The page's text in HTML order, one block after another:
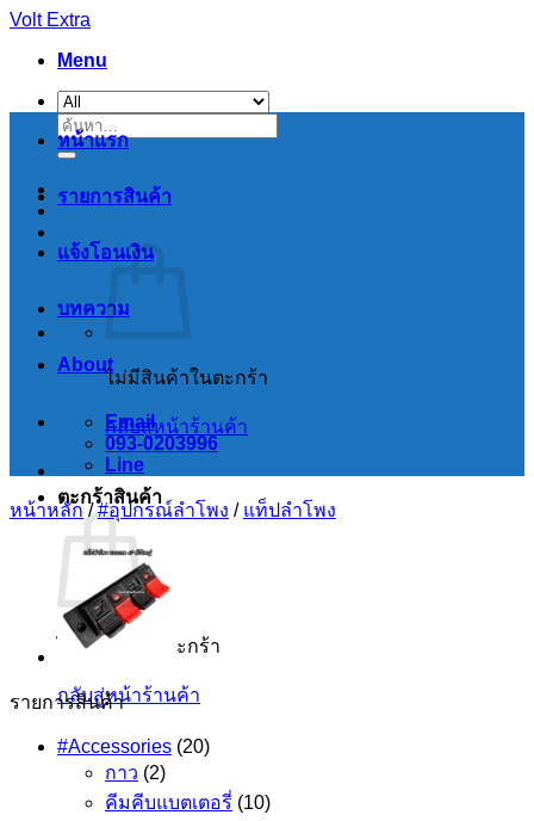
Skip
content
Volt Extra
Menu
ค้นหา:
ไม่มีสินค้าในตะกร้า
กลับสู่หน้าร้านค้า
ตะกร้าสินค้า
ไม่มีสินค้าในตะกร้า
กลับสู่หน้าร้านค้า
หน้าแรก
รายการสินค้า
แจ้งโอนเงิน
บทความ
About
Email
093-0203996
Line
หน้าหลัก / #อุปกรณ์ลำโพง / แท็ปลำโพง
รายการสินค้า
#Accessories (20)
กาว (2)
คีมคีบแบตเตอรี่ (10)